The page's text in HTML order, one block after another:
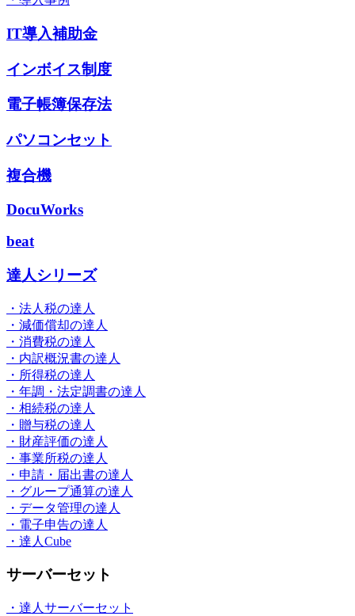
IT導入補助金
インボイス制度
電子帳簿保存法
パソコンセット
複合機
DocuWorks
beat
達人シリーズ
・法人税の達人
・減価償却の達人
・消費税の達人
・内訳概況書の達人
・所得税の達人
・年調・法定調書の達人
・相続税の達人
・贈与税の達人
・財産評価の達人
・事業所税の達人
・申請・届出書の達人
・グループ通算の達人
・データ管理の達人
・電子申告の達人
・達人Cube
サーバーセット
・達人サーバーセット